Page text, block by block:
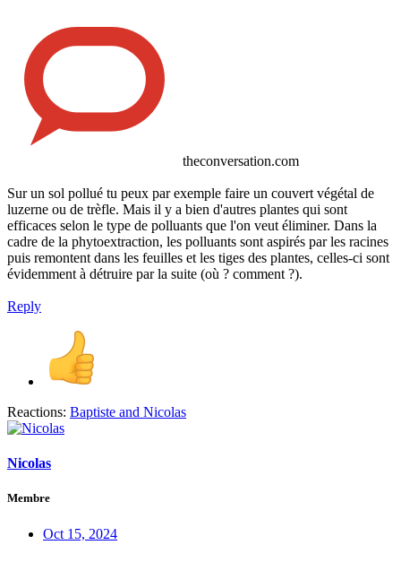
theconversation.com
Sur un sol pollué tu peux par exemple faire un couvert végétal de
luzerne ou de trèfle. Mais il y a bien d'autres plantes qui sont
efficaces selon le type de polluants que l'on veut éliminer. Dans la
cadre de la phytoextraction, les polluants sont aspirés par les racines
puis remontent dans les feuilles et les tiges des plantes, celles-ci sont
évidemment à détruire par la suite (où ? comment ?).
Reply
Reactions: Baptiste and Nicolas
Nicolas
Membre
Oct 15, 2024